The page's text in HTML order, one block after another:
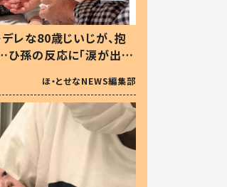
レな80歳じいじが、抱
ひ孫の反応に「涙が出ま
て仕方ない」
ほ・とせなNEWS編集部